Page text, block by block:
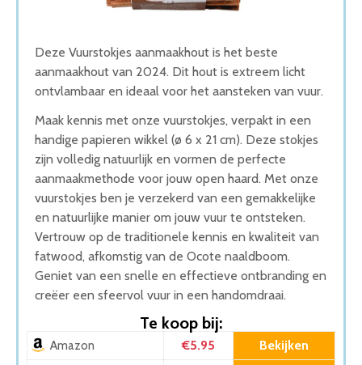
1. Beste Aanmaakhout van 2026
3. Goede Koop Aanmaakhout
4. Goede Prijs-Kwaliteit Aanmaakhout
5. Goede Budget Aanmaakhout
Deze Vuurstokjes aanmaakhout is het beste
aanmaakhout van 2024. Dit hout is extreem licht
ontvlambaar en ideaal voor het aansteken van vuur.
Maak kennis met onze vuurstokjes, verpakt in een
handige papieren wikkel (ø 6 x 21 cm). Deze stokjes
zijn volledig natuurlijk en vormen de perfecte
aanmaakmethode voor jouw open haard. Met onze
vuurstokjes ben je verzekerd van een gemakkelijke
en natuurlijke manier om jouw vuur te ontsteken.
Vertrouw op de traditionele kennis en kwaliteit van
fatwood, afkomstig van de Ocote naaldboom.
Geniet van een snelle en effectieve ontbranding en
creëer een sfeervol vuur in een handomdraai.
Te koop bij:
Amazon €5.95 Bekijken